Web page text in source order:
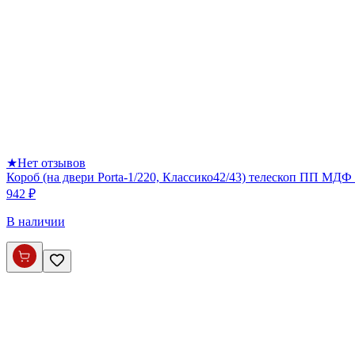
★Нет отзывов
Короб (на двери Porta-1/220, Классико42/43) телескоп ПП
942 ₽
В наличии